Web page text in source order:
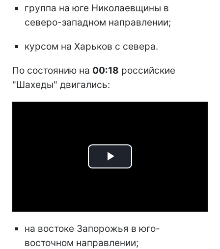
группа на юге Николаевщины в
северо-западном направлении;
курсом на Харьков с севера.
По состоянию на 00:18 российские
"Шахеды" двигались:
Play
на востоке Запорожья в юго-
восточном направлении;